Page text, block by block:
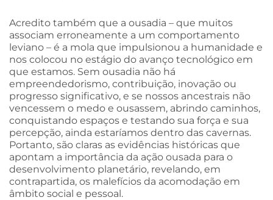
Acredito também que a ousadia – que muitos
associam erroneamente a um comportamento
leviano – é a mola que impulsionou a humanidade e
nos colocou no estágio do avanço tecnológico em
que estamos. Sem ousadia não há
empreendedorismo, contribuição, inovação ou
progresso significativo, e se nossos ancestrais não
vencessem o medo e ousassem, abrindo caminhos,
conquistando espaços e testando sua força e sua
percepção, ainda estaríamos dentro das cavernas.
Portanto, são claras as evidências históricas que
apontam a importância da ação ousada para o
desenvolvimento planetário, revelando, em
contrapartida, os malefícios da acomodação em
âmbito social e pessoal.